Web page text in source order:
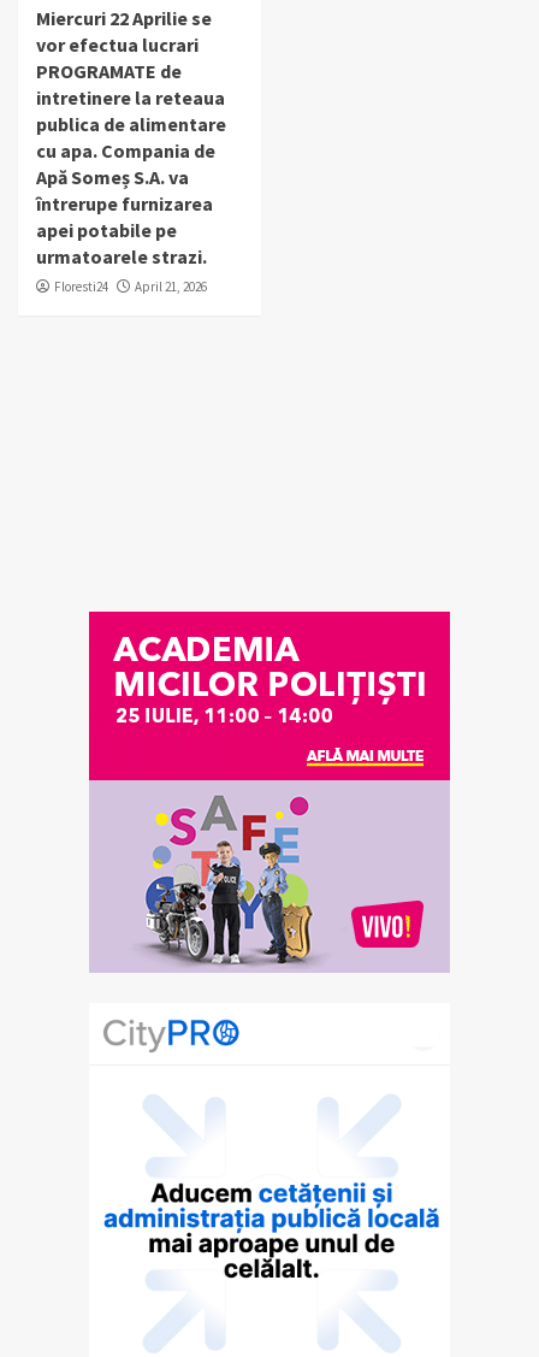
Miercuri 22 Aprilie se
vor efectua lucrari
PROGRAMATE de
intretinere la reteaua
publica de alimentare
cu apa. Compania de
Apă Someș S.A. va
întrerupe furnizarea
apei potabile pe
urmatoarele strazi.
Floresti24 April 21, 2026